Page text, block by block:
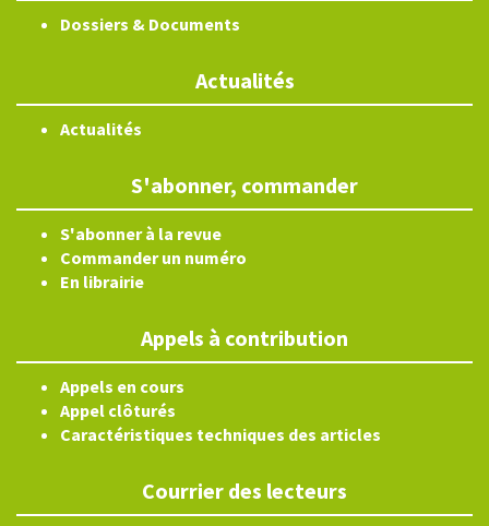
Dossiers & Documents
Actualités
Actualités
S'abonner, commander
S'abonner à la revue
Commander un numéro
En librairie
Appels à contribution
Appels en cours
Appel clôturés
Caractéristiques techniques des articles
Courrier des lecteurs